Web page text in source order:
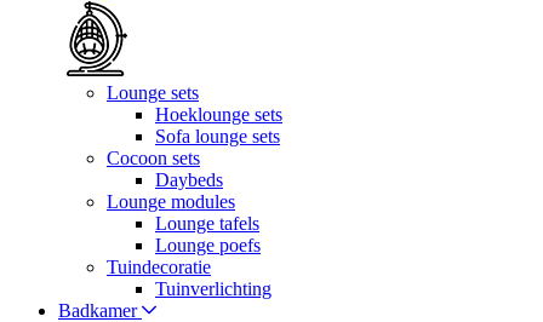
Lounge sets
Hoeklounge sets
Sofa lounge sets
Cocoon sets
Daybeds
Lounge modules
Lounge tafels
Lounge poefs
Tuindecoratie
Tuinverlichting
Badkamer